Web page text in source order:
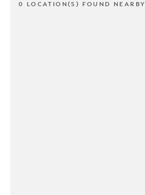
0 LOCATION(S) FOUND NEARBY